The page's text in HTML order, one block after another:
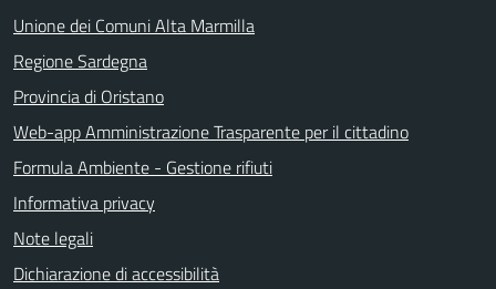
Unione dei Comuni Alta Marmilla
Regione Sardegna
Provincia di Oristano
Web-app Amministrazione Trasparente per il cittadino
Formula Ambiente - Gestione rifiuti
Informativa privacy
Note legali
Dichiarazione di accessibilità